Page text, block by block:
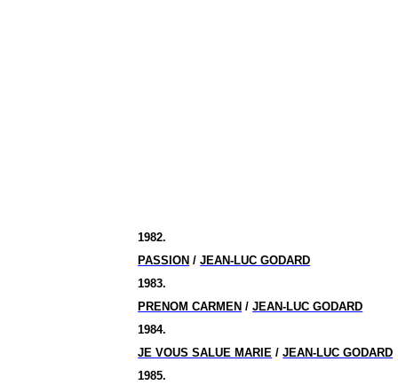
1982.
PASSION /JEAN-LUC GODARD
1983.
PRENOM CARMEN /JEAN-LUC GODARD
1984.
JE VOUS SALUE MARIE /JEAN-LUC GODARD
1985.